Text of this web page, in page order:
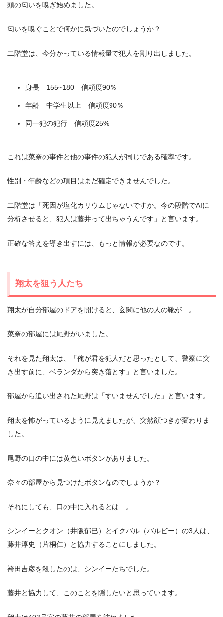
頭の匂いを嗅ぎ始めました。
匂いを嗅ぐことで何かに気づいたのでしょうか？
二階堂は、今分かっている情報量で犯人を割り出しました。
身長 155~180 信頼度90％
年齢 中学生以上 信頼度90％
同一犯の犯行 信頼度25%
これは菜奈の事件と他の事件の犯人が同じである確率です。
性別・年齢などの項目はまだ確定できませんでした。
二階堂は「死因が塩化カリウムじゃないですか。今の段階でAIに
分析させると、犯人は藤井って出ちゃうんです」と言います。
正確な答えを導き出すには、もっと情報が必要なのです。
翔太を狙う人たち
翔太が自分部屋のドアを開けると、玄関に他の人の靴が…。
菜奈の部屋には尾野がいました。
それを見た翔太は、「俺が君を犯人だと思ったとして、警察に突
き出す前に、ベランダから突き落とす」と言いました。
部屋から追い出された尾野は「すいませんでした」と言います。
翔太を怖がっているように見えましたが、突然顔つきが変わりま
した。
尾野の口の中には黄色いボタンがありました。
奈々の部屋から見つけたボタンなのでしょうか？
それにしても、口の中に入れるとは…。
シンイーとクオン（井阪郁巳）とイクバル（バルビー）の3人は、
藤井淳史（片桐仁）と協力することにしました。
袴田吉彦を殺したのは、シンイーたちでした。
藤井と協力して、このことを隠したいと思っています。